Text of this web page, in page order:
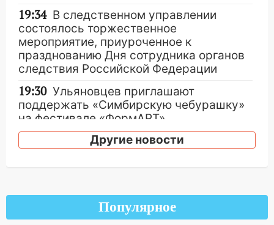
19:34 В следственном управлении
состоялось торжественное
мероприятие, приуроченное к
празднованию Дня сотрудника органов
следствия Российской Федерации
19:30 Ульяновцев приглашают
поддержать «Симбирскую чебурашку»
на фестивале «ФормАРТ»
Ульяновская область стала
областной больницы поступили шесть
новых аппаратов ИВЛ
Другие новости
Популярное